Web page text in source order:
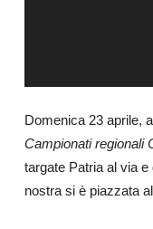
Domenica 23 aprile,
Campionati regionali
targate Patria al via
nostra si è piazzata